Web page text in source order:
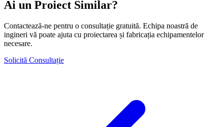
Ai un Proiect Similar?
Contactează-ne pentru o consultație gratuită. Echipa noastră de
ingineri vă poate ajuta cu proiectarea și fabricația echipamentelor
necesare.
Solicită Consultație